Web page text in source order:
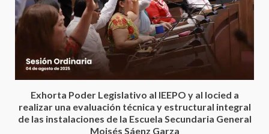
Exhorta Poder Legislativo al IEEPO y al Iocied a
realizar una evaluación técnica y estructural integral
de las instalaciones de la Escuela Secundaria General
Moisés Sáenz Garza
Secretaría de Gobierno refuerza
presencia institucional en San
Juan Mazatlán
20 julio 2026
de Juárez caso de maltrato
animal tras denuncia ciudadana
16 julio 2026